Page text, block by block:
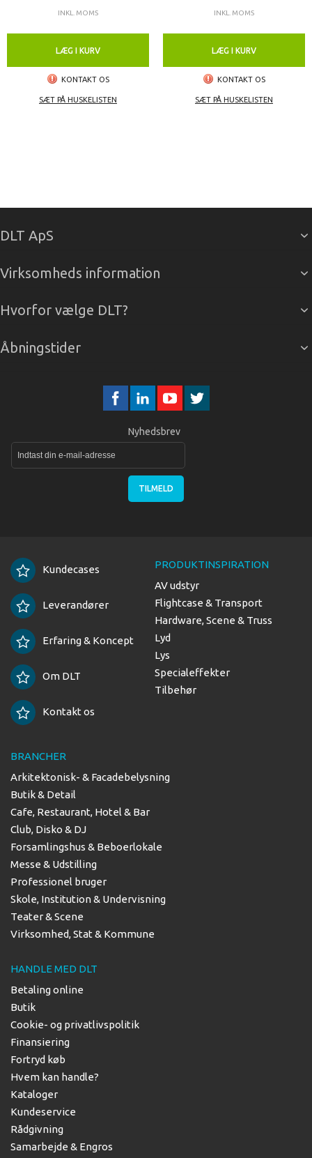
INKL. MOMS
LÆG I KURV
KONTAKT OS
SÆT PÅ HUSKELISTEN
INKL. MOMS
LÆG I KURV
KONTAKT OS
SÆT PÅ HUSKELISTEN
DLT ApS
Virksomheds information
Hvorfor vælge DLT?
Åbningstider
Nyhedsbrev
TILMELD
Kundecases
Leverandører
Erfaring & Koncept
Om DLT
Kontakt os
PRODUKTINSPIRATION
AV udstyr
Flightcase & Transport
Hardware, Scene & Truss
Lyd
Lys
Specialeffekter
Tilbehør
BRANCHER
Arkitektonisk- & Facadebelysning
Butik & Detail
Cafe, Restaurant, Hotel & Bar
Club, Disko & DJ
Forsamlingshus & Beboerlokale
Messe & Udstilling
Professionel bruger
Skole, Institution & Undervisning
Teater & Scene
Virksomhed, Stat & Kommune
HANDLE MED DLT
Betaling online
Butik
Cookie- og privatlivspolitik
Finansiering
Fortryd køb
Hvem kan handle?
Kataloger
Kundeservice
Rådgivning
Samarbejde & Engros